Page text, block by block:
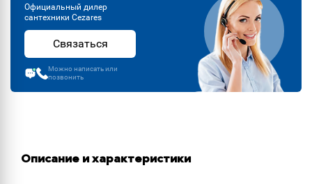
Официальный дилер
сантехники Cezares
Связаться
Можно написать или
позвонить
Описание и характеристики